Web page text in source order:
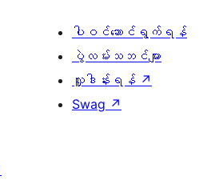
ပါဝင်ဆောင်ရွက်ရန်
ပွဲလမ်းသဘင်များ
လှူဒါန်းရန် ↗
Swag ↗